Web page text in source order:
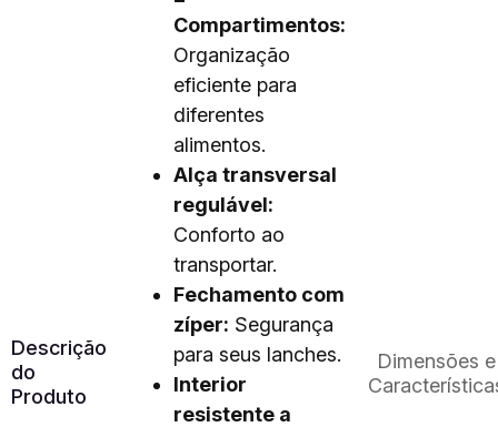
Descrição
do
Produto
Compartimentos:
Organização
eficiente para
diferentes
alimentos.
Alça transversal
regulável:
Conforto ao
transportar.
Fechamento com
zíper: Segurança
para seus lanches.
Interior
resistente a
Dimensões e